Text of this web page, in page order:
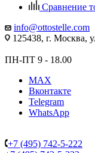
Сравнение
info@ottostelle.com
125438, г. Москва,
ПН-ПТ 9 - 18.00
MAX
Вконтакте
Telegram
WhatsApp
+7 (495) 742-5-222